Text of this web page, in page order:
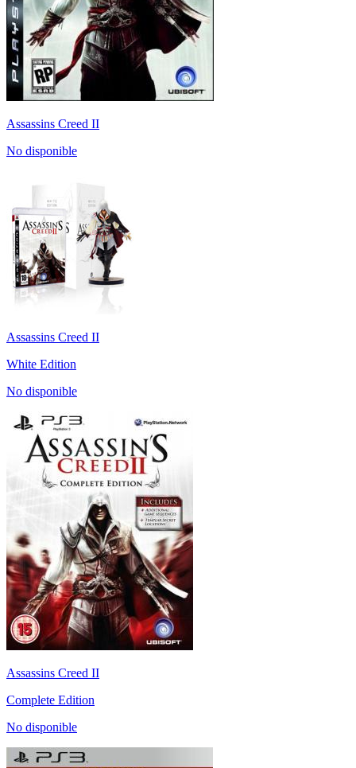
Assassins Creed II
No disponible
Assassins Creed II
White Edition
No disponible
Assassins Creed II
Complete Edition
No disponible